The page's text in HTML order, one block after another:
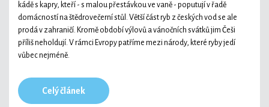
kádě s kapry, kteří - s malou přestávkou ve vaně - poputují v řadě
domácností na štědrovečerní stůl. Větší část ryb z českých vod se ale
prodá v zahraničí. Kromě období výlovů a vánočních svátků jim Češi
příliš neholdují. V rámci Evropy patříme mezi národy, které ryby jedí
vůbec nejméně.
Celý článek